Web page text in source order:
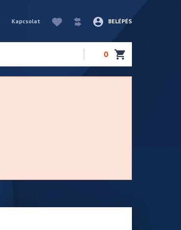
Kapcsolat BELÉPÉS
0